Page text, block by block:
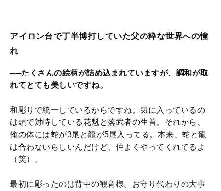
アイロン台で丁半博打していた父の粋な世界への憧
れ
──たくさんの絵柄が詰め込まれていますが、調和が取
れてとても美しいですね。
和彫りで統一しているからですね。気に入っているの
は頭で対峙している花魁と落武者の生首。それから、
俺の体には蛇が3尾と龍が5尾入ってる。本来、蛇と龍
は合わないらしいんだけど、仲よくやってくれてるよ
（笑）。
最初に彫ったのは背中の観音様。お守り代わりの大事